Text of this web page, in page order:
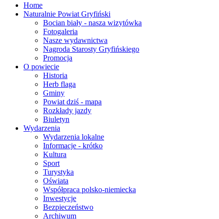
Home
Naturalnie Powiat Gryfiński
Bocian biały - nasza wizytówka
Fotogaleria
Nasze wydawnictwa
Nagroda Starosty Gryfińskiego
Promocja
O powiecie
Historia
Herb flaga
Gminy
Powiat dziś - mapa
Rozkłady jazdy
Biuletyn
Wydarzenia
Wydarzenia lokalne
Informacje - krótko
Kultura
Sport
Turystyka
Oświata
Współpraca polsko-niemiecka
Inwestycje
Bezpieczeństwo
Archiwum